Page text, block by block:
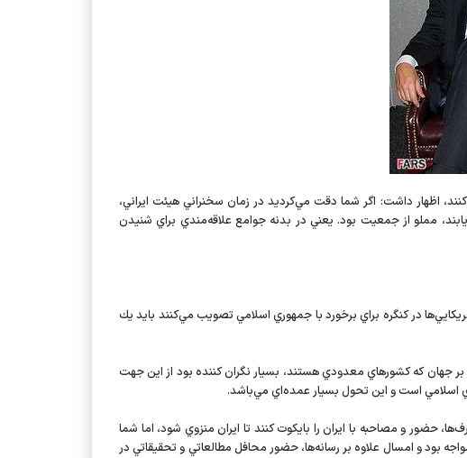
اظهار داشت: اگر شما دقت مي‌كرديد در زمان سخنراني هيئت ايراني،
مملو از جمعيت بود. يعني در بدنه جوامع علاقه‌مندي براي شنيدن
در كنگره براي برخورد با جمهوري اسلامي تصويب مي‌كنند بايد يك
جهان كه كشورهاي معدودي هستند، بسيار نگران كننده بود از اين جهت
اسلامي است و اين تحول بسيار عمده‌اي مي‌باشد.
حضور و مصاحبه با ايران را بايكوت كنند تا ايران منزوي شود، اما شما
بود و امسال علاوه بر رسانه‌ها، حضور ‌محافل مطالعاتي و تحقيقاتي در